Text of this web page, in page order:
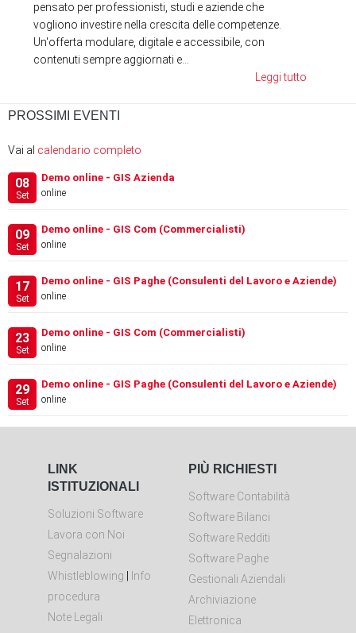
pensato per professionisti, studi e aziende che
vogliono investire nella crescita delle competenze.
Un'offerta modulare, digitale e accessibile, con
contenuti sempre aggiornati e...
Leggi tutto
PROSSIMI EVENTI
Vai al calendario completo
08
Set
Demo online - GIS Azienda
online
09
Set
Demo online - GIS Com (Commercialisti)
online
17
Set
Demo online - GIS Paghe (Consulenti del Lavoro e Aziende)
online
23
Set
Demo online - GIS Com (Commercialisti)
online
29
Set
Demo online - GIS Paghe (Consulenti del Lavoro e Aziende)
online
LINK
ISTITUZIONALI
Soluzioni Software
Lavora con Noi
Segnalazioni
Whistleblowing
Info
procedura
Note Legali
PIÙ RICHIESTI
Software Contabilità
Software Bilanci
Software Redditi
Software Paghe
Gestionali Aziendali
Archiviazione
Elettronica